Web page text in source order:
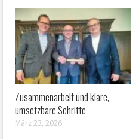
Zusammenarbeit und klare,
umsetzbare Schritte
März 23, 2026